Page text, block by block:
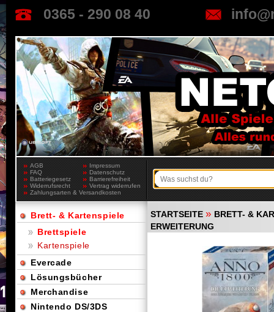
0365 - 290 08 40
AGB
Impressum
FAQ
Datenschutz
Batteriegesetz
Barrierefreiheit
Widerrufsrecht
Vertrag widerrufen
Zahlungsarten & Versandkosten
STARTSEITE » BRETT- &
ERWEITERUNG
Brett- & Kartenspiele
Brettspiele
Kartenspiele
Evercade
Lösungsbücher
Merchandise
Nintendo DS/3DS